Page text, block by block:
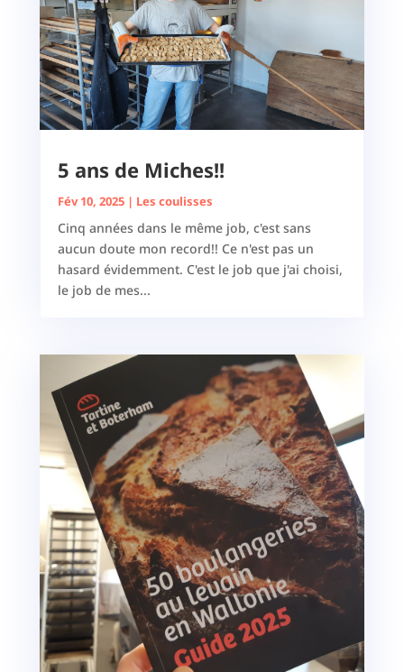
5 ans de Miches!!
Fév 10, 2025| Les coulisses
Cinq années dans le même job, c'est sans
aucun doute mon record!! Ce n'est pas un
hasard évidemment. C'est le job que j'ai choisi,
le job de mes...